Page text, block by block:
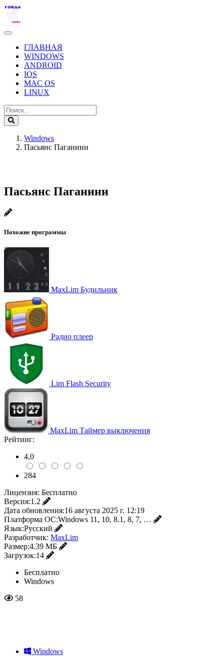
ГЛАВНАЯ
WINDOWS
ANDROID
IOS
MAC OS
LINUX
Windows
Пасьянс Паганини
Пасьянс Паганини
Похожие программы
MaxLim Будильник
Радио плеер
Lim Flash Security
MaxLim Таймер выключения
Рейтинг:
4,0
284
Лицензия: Бесплатно
Версия:1.2
Дата обновления:16 августа 2025 г. 12:19
Платформа ОС:Windows 11, 10, 8.1, 8, 7, …
Язык:Русский
Разработчик: MaxLim
Размер:4.39 МБ
Загрузок:14
Бесплатно
Windows
58
Windows